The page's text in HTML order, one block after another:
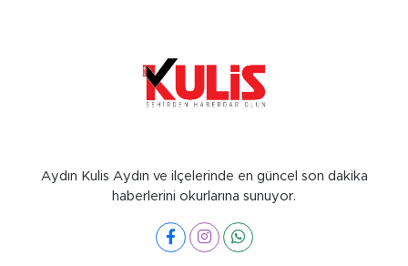
Aydın Kulis Aydın ve ilçelerinde en güncel son dakika
haberlerini okurlarına sunuyor.